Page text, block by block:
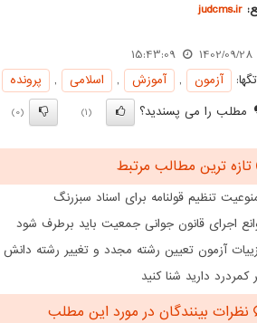
judcms.ir
1402/09/28
15:43:09
تگها:
آزمون , آموزش , اسلامی ,
پرونده
مطلب را می پسندید؟
(1)
(0)
تازه ترین مطالب مرتبط
تنظیم قولنامه برای اسناد سبزرنگ
اجرای قانون جوانی جمعیت باید برطرف شود
آزمون تعیین رشته مجدد و تغییر رشته دانش
کمردرد دارید شنا کنید
نظرات بینندگان در مورد این مطلب